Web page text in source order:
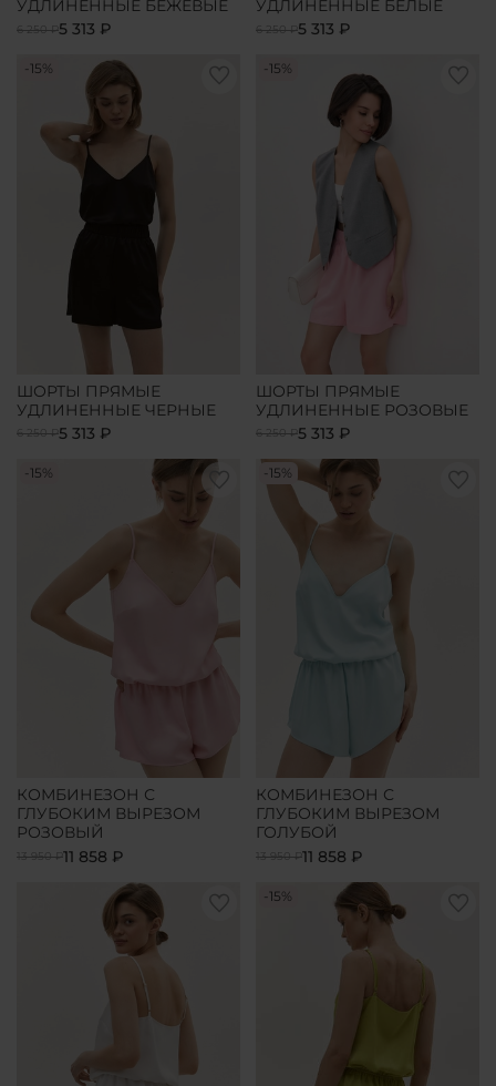
УДЛИНЕННЫЕ БЕЖЕВЫЕ
6 250 ₽5 313 ₽
УДЛИНЕННЫЕ БЕЛЫЕ
6 250 ₽5 313 ₽
-15%
ШОРТЫ ПРЯМЫЕ
УДЛИНЕННЫЕ ЧЕРНЫЕ
6 250 ₽5 313 ₽
-15%
ШОРТЫ ПРЯМЫЕ
УДЛИНЕННЫЕ РОЗОВЫЕ
6 250 ₽5 313 ₽
-15%
КОМБИНЕЗОН С
ГЛУБОКИМ ВЫРЕЗОМ
РОЗОВЫЙ
13 950 ₽11 858 ₽
-15%
КОМБИНЕЗОН С
ГЛУБОКИМ ВЫРЕЗОМ
ГОЛУБОЙ
13 950 ₽11 858 ₽
-15%